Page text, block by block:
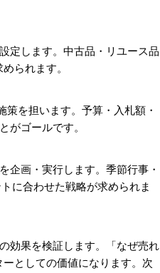
定します。中古品・リユース品
られます。
を担います。予算・入札額・
がゴールです。
企画・実行します。季節行事・
に合わせた戦略が求められま
効果を検証します。「なぜ売れ
としての価値になります。次